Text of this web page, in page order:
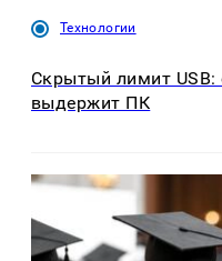
Технологии
Скрытый лимит USB:
выдержит ПК